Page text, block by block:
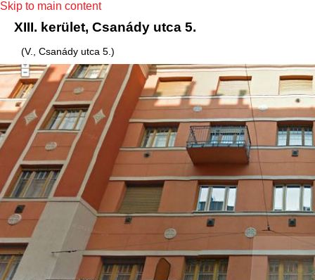
Skip to main content
XIII. kerület, Csanády utca 5.
(V., Csanády utca 5.)